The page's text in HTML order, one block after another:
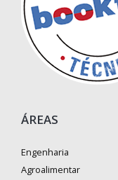
ÁREAS
Engenharia
Agroalimentar